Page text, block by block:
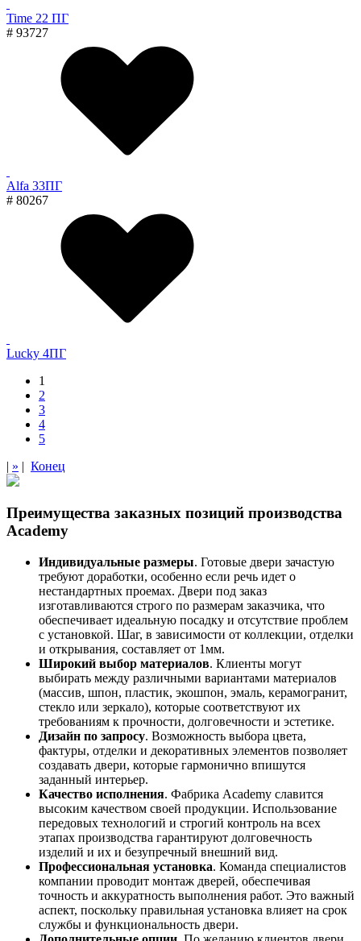
Time 22 ПГ
# 93727
Alfa 33ПГ
# 80267
Lucky 4ПГ
1
2
3
4
5
| » | Конец
Преимущества заказных позиций производства
Academy
Индивидуальные размеры. Готовые двери зачастую
требуют доработки, особенно если речь идет о
нестандартных проемах. Двери под заказ
изготавливаются строго по размерам заказчика, что
обеспечивает идеальную посадку и отсутствие проблем
с установкой. Шаг, в зависимости от коллекции, отделки
и открывания, составляет от 1мм.
Широкий выбор материалов. Клиенты могут
выбирать между различными вариантами материалов
(массив, шпон, пластик, экошпон, эмаль, керамогранит,
стекло или зеркало), которые соответствуют их
требованиям к прочности, долговечности и эстетике.
Дизайн по запросу. Возможность выбора цвета,
фактуры, отделки и декоративных элементов позволяет
создавать двери, которые гармонично впишутся
заданный интерьер.
Качество исполнения. Фабрика Academy славится
высоким качеством своей продукции. Использование
передовых технологий и строгий контроль на всех
этапах производства гарантируют долговечность
изделий и их и безупречный внешний вид.
Профессиональная установка. Команда специалистов
компании проводит монтаж дверей, обеспечивая
точность и аккуратность выполнения работ. Это важный
аспект, поскольку правильная установка влияет на срок
службы и функциональность двери.